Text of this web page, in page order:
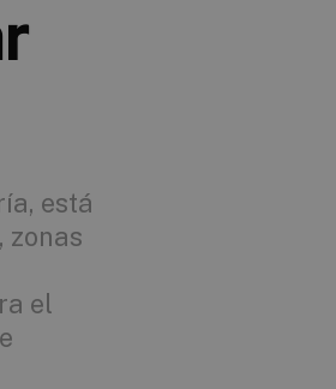
está
zonas
el